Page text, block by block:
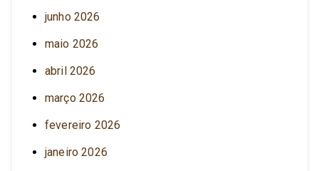
junho 2026
maio 2026
abril 2026
março 2026
fevereiro 2026
janeiro 2026